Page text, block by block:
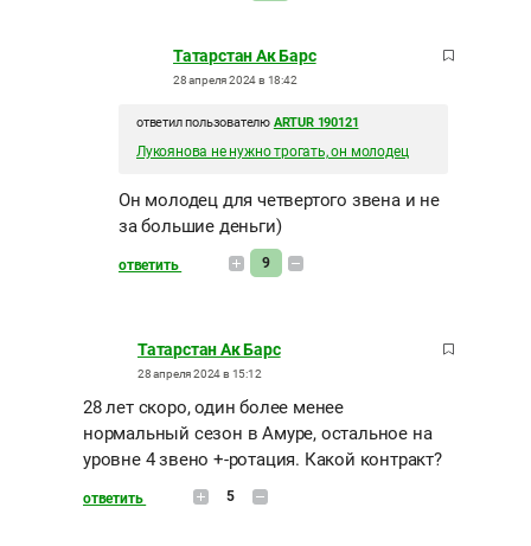
Татарстан Ак Барс
28 апреля 2024 в 18:42
ответил пользователю ARTUR 190121
Лукоянова не нужно трогать, он молодец
Он молодец для четвертого звена и не
за большие деньги)
ответить 9
Татарстан Ак Барс
28 апреля 2024 в 15:12
28 лет скоро, один более менее
нормальный сезон в Амуре, остальное на
уровне 4 звено +-ротация. Какой контракт?
ответить 5